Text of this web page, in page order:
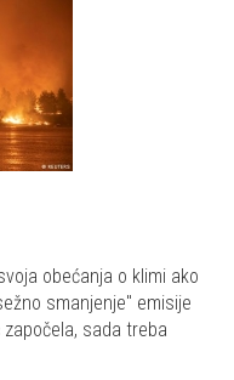
obećanja o klimi ako
smanjenje" emisije
sada treba